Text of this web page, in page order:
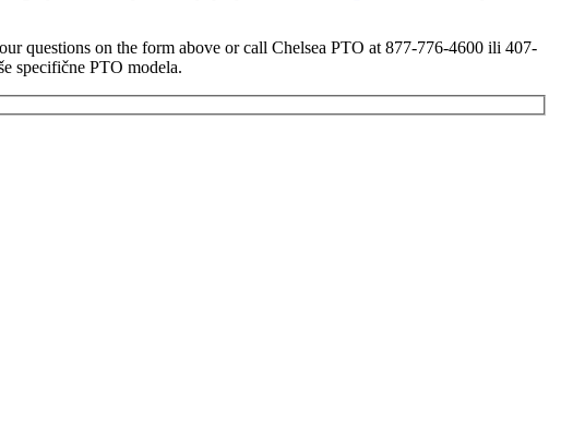
questions on the form above or call Chelsea PTO at 877-776-4600 ili 407-
specifične PTO modela.